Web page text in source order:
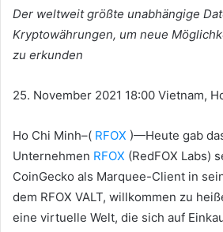
Der weltweit größte unabhängige
Kryptowährungen, um neue
zu erkunden
25. November 2021 18:00 Vietnam,
Ho Chi Minh–( RFOX )—Heute gab
Unternehmen RFOX (RedFOX Labs)
CoinGecko als Marquee-Client in
dem RFOX VALT, willkommen zu
eine virtuelle Welt, die sich auf